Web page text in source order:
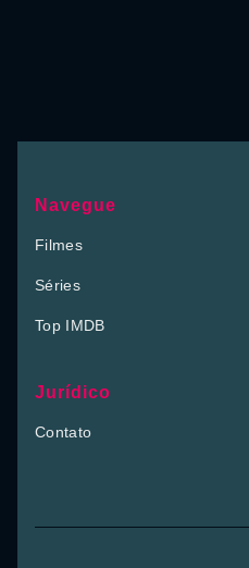
Navegue
Filmes
Séries
Top IMDB
Jurídico
Contato